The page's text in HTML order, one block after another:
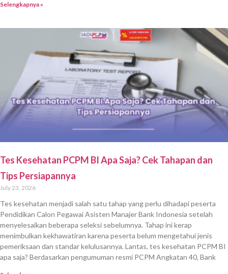
Selengkapnya »
Tes Kesehatan PCPM BI Apa Saja? Cek Tahapan dan
Tips Persiapannya
July 23, 2026
Tes kesehatan menjadi salah satu tahap yang perlu dihadapi peserta
Pendidikan Calon Pegawai Asisten Manajer Bank Indonesia setelah
menyelesaikan beberapa seleksi sebelumnya. Tahap ini kerap
menimbulkan kekhawatiran karena peserta belum mengetahui jenis
pemeriksaan dan standar kelulusannya. Lantas, tes kesehatan PCPM BI
apa saja? Berdasarkan pengumuman resmi PCPM Angkatan 40, Bank